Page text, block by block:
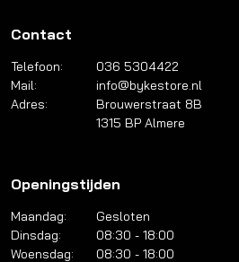
Contact
Telefoon:
036 5304422
Mail:
info@bykestore.nl
Adres:
Brouwerstraat 8B
1315 BP Almere
Openingstijden
Maandag:
Gesloten
Dinsdag:
08:30 - 18:00
Woensdag:
08:30 - 18:00